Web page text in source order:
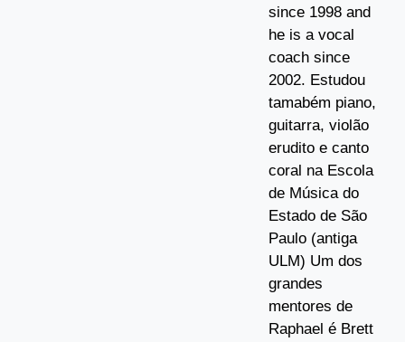
since 1998 and
he is a vocal
coach since
2002. Estudou
tamabém piano,
guitarra, violão
erudito e canto
coral na Escola
de Música do
Estado de São
Paulo (antiga
ULM) Um dos
grandes
mentores de
Raphael é Brett